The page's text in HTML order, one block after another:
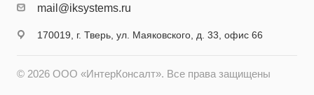
mail@iksystems.ru
170019, г. Тверь, ул. Маяковского, д. 33, офис 66
© 2026 ООО «ИнтерКонсалт». Все права защищены